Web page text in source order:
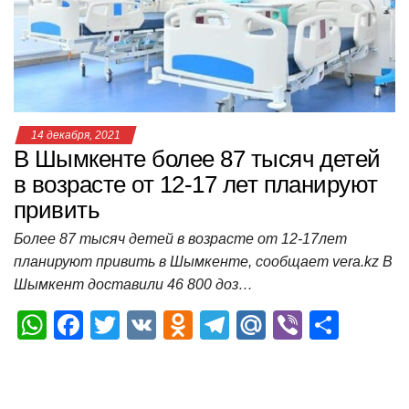
в возрасте от 12-17 лет планируют
привить
Более 87 тысяч детей в возрасте от 12-17лет
планируют привить в Шымкенте, сообщает vera.kz В
Шымкент доставили 46 800 доз…
W
h
at
s
A
p
p
F
a
c
e
b
o
o
T
wi
er
V
K
O
d
o
kl
a
ss
T
el
gr
a
m
M
ail
u
Vi
b
О
т
р
а